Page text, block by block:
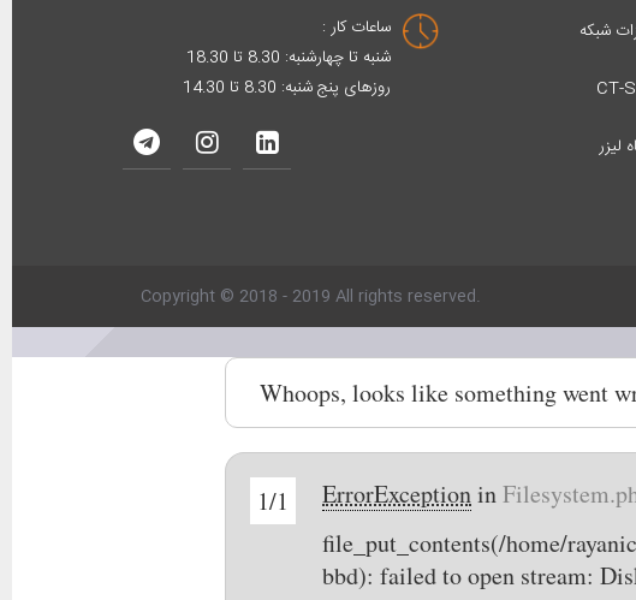
ساعات کار :
شنبه تا چهارشنبه: 8.30 تا 18.30
روزهای پنج شنبه: 8.30 تا 14.30
شبکه
لیزر
Copyright © 2018 - 2019 All rights reserved.
Whoops, looks like something went
1/1 ErrorExceptionin
file_put_contents(/home/
bbd): failed to open stream: